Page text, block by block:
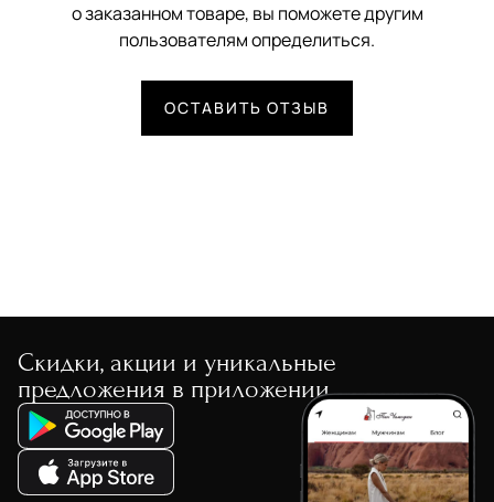
о заказанном товаре, вы поможете другим
пользователям определиться.
ОСТАВИТЬ ОТЗЫВ
Скидки, акции и уникальные
предложения в приложении